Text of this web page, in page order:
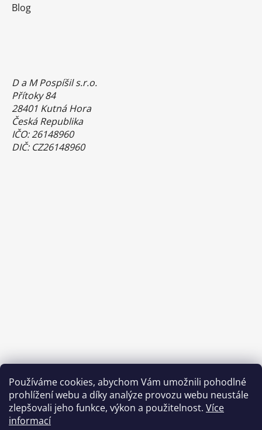
Používáme cookies, abychom Vám umožnili pohodlné
prohlížení webu a díky analýze provozu webu neustále
zlepšovali jeho funkce, výkon a použitelnost. Více
informací
Blog
D a M Pospíšil s.r.o.
Přítoky 84
28401 Kutná Hora
Česká Republika
IČO: 26148960
DIČ: CZ26148960